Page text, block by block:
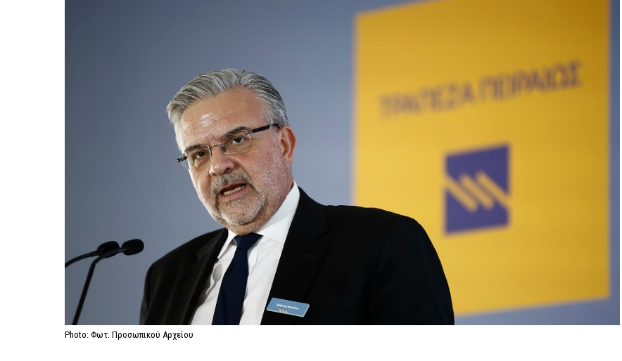
Photo: Φωτ. Προσωπικού Αρχείου